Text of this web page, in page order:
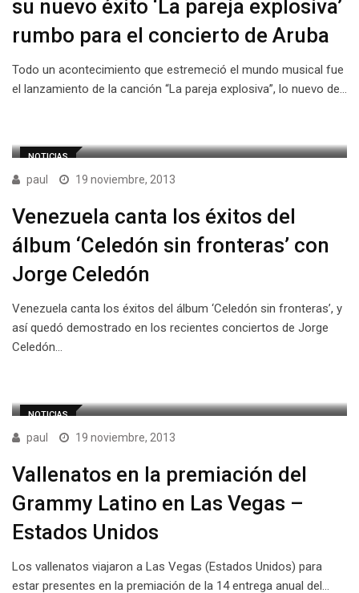
su nuevo éxito ‘La pareja explosiva’
rumbo para el concierto de Aruba
Todo un acontecimiento que estremeció el mundo musical fue
el lanzamiento de la canción “La pareja explosiva”, lo nuevo de…
NOTICIAS
paul 19 noviembre, 2013
Venezuela canta los éxitos del
álbum ‘Celedón sin fronteras’ con
Jorge Celedón
Venezuela canta los éxitos del álbum ‘Celedón sin fronteras’, y
así quedó demostrado en los recientes conciertos de Jorge
Celedón…
NOTICIAS
paul 19 noviembre, 2013
Vallenatos en la premiación del
Grammy Latino en Las Vegas –
Estados Unidos
Los vallenatos viajaron a Las Vegas (Estados Unidos) para
estar presentes en la premiación de la 14 entrega anual del…